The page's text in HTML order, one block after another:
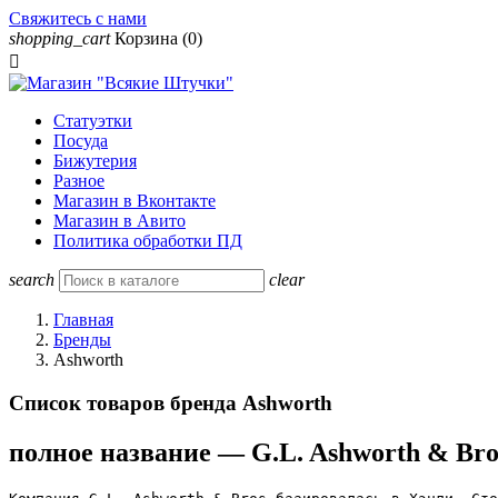
Свяжитесь с нами
shopping_cart Корзина (0)

Статуэтки
Посуда
Бижутерия
Разное
Магазин в Вконтакте
Магазин в Авито
Политика обработки ПД
search clear
Главная
Бренды
Ashworth
Список товаров бренда Ashworth
полное название — G.L. Ashworth &